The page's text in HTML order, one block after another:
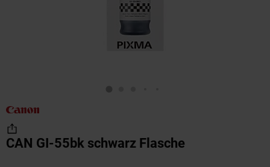
CAN GI-55bk schwarz Flasche